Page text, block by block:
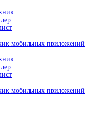
мобильных приложений
мобильных приложений